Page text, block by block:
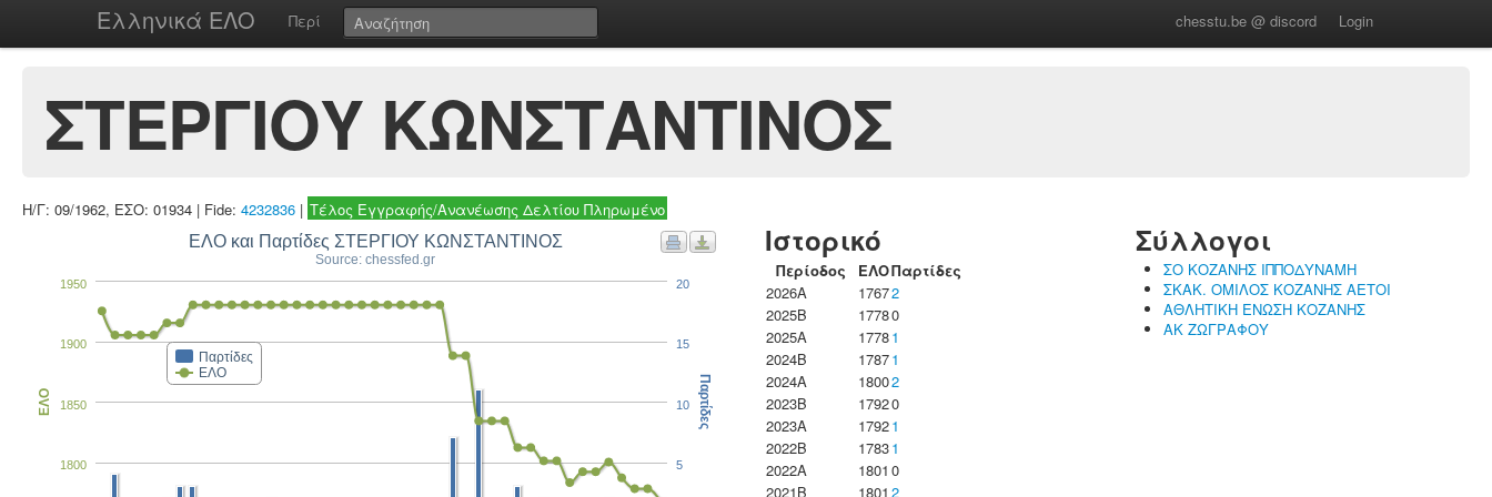
Ελληνικά ΕΛΟ Περί chesstu.be @ discord Login
ΣΤΕΡΓΙΟΥ ΚΩΝΣΤΑΝΤΙΝΟΣ
Η/Γ: 09/1962, ΕΣΟ: 01934 | Fide: 4232836 | Τέλος Εγγραφής/Ανανέωσης Δελτίου Πληρωμένο
ΕΛΟ και Παρτίδες ΣΤΕΡΓΙΟΥ ΚΩΝΣΤΑΝΤΙΝΟΣ
Source: chessfed.gr
Παρτίδες
ΕΛΟ
1800
1850
1900
1950
ΕΛΟ
5
10
15
20
Παρτίδες
Ιστορικό
Περίοδος ΕΛΟΠαρτίδες
2026A
17672
2025B
17780
2025A
17781
2024B
17871
2024A
18002
2023B
17920
2023Α
17921
2022B
17831
2022A
1801 0
2021B
1801 2
Σύλλογοι
ΣΟ ΚΟΖΑΝΗΣ ΙΠΠΟΔΥΝΑΜΗ
ΣΚΑΚ. ΟΜΙΛΟΣ ΚΟΖΑΝΗΣ ΑΕΤΟΙ
ΑΘΛΗΤΙΚΗ ΕΝΩΣΗ ΚΟΖΑΝΗΣ
ΑΚ ΖΩΓΡΑΦΟΥ